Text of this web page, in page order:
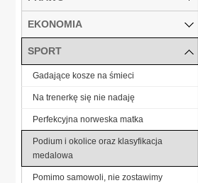
EKONOMIA
SPORT
Gadające kosze na śmieci
Na trenerkę się nie nadaję
Perfekcyjna norweska matka
Podium i okolice oraz klasyfikacja
medalowa
Pomimo samowoli, nie zostawimy